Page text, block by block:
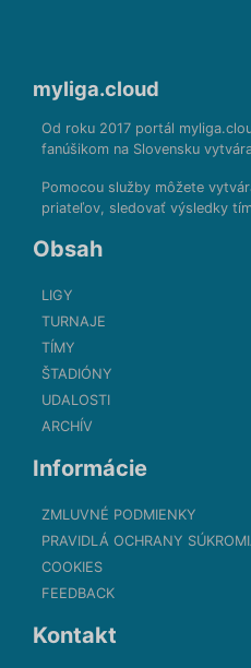
myliga.cloud
Od roku 2017 portál
fanúšikom na Slovensku
Pomocou služby môžete
priateľov, sledovať výsledky
Obsah
LIGY
TURNAJE
TÍMY
ŠTADIÓNY
UDALOSTI
ARCHÍV
Informácie
ZMLUVNÉ PODMIENKY
PRAVIDLÁ OCHRANY
COOKIES
FEEDBACK
Kontakt